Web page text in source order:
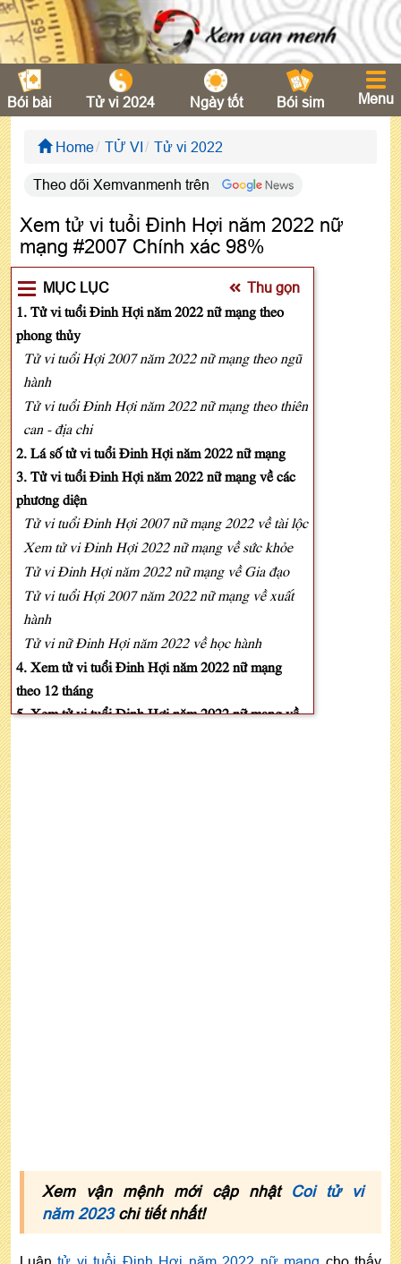
Bói bài Tử vi 2024 Ngày tốt Bói sim Menu
Home TỬ VI Tử vi 2022
Theo dõi Xemvanmenh trên
Xem tử vi tuổi Đinh Hợi năm 2022 nữ
mạng #2007 Chính xác 98%
MỤC LỤC Thu gọn
1. Tử vi tuổi Đinh Hợi năm 2022 nữ mạng theo
phong thủy
Tử vi tuổi Hợi 2007 năm 2022 nữ mạng theo ngũ
hành
Tử vi tuổi Đinh Hợi năm 2022 nữ mạng theo thiên
can - địa chi
2. Lá số tử vi tuổi Đinh Hợi năm 2022 nữ mạng
3. Tử vi tuổi Đinh Hợi năm 2022 nữ mạng về các
phương diện
Tử vi tuổi Đinh Hợi 2007 nữ mạng 2022 về tài lộc
Xem tử vi Đinh Hợi 2022 nữ mạng về sức khỏe
Tử vi Đinh Hợi năm 2022 nữ mạng về Gia đạo
Tử vi tuổi Hợi 2007 năm 2022 nữ mạng về xuất
hành
Tử vi nữ Đinh Hợi năm 2022 về học hành
4. Xem tử vi tuổi Đinh Hợi năm 2022 nữ mạng
theo 12 tháng
5. Xem tử vi tuổi Đinh Hợi năm 2022 nữ mạng về
Xem vận mệnh mới cập nhật Coi tử vi
năm 2023chi tiết nhất!